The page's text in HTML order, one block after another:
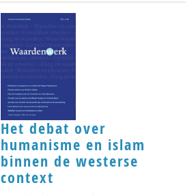
Het debat over
humanisme en islam
binnen de westerse
context